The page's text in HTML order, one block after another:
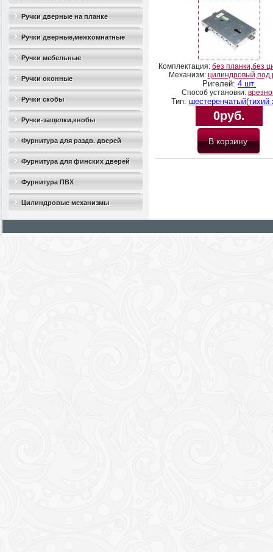
Ручки дверные на планке
Ручки дверные,межкомнатные
Ручки мебельные
Ручки оконные
Ручки скобы
Ручки-защелки,кнобы
Фурнитура для раздв. дверей
Фурнитура для финских дверей
Фурнитура ПВХ
Цилиндровые механизмы
Комплектация: без планки,без
Механизм: цилиндровый,под
Ригелей: 4 шт.
Способ установки:
Тип: шестеренчатый(тихий
0руб.